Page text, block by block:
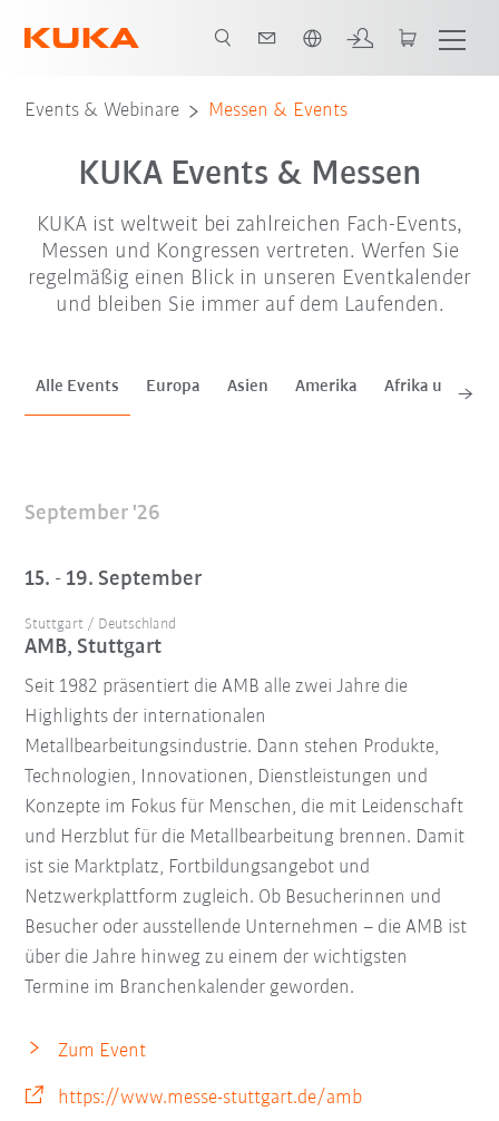
Sep. '26
Events & Webinare Messen & Events
KUKA Events & Messen
KUKA ist weltweit bei zahlreichen Fach-Events,
Messen und Kongressen vertreten. Werfen Sie
regelmäßig einen Blick in unseren Eventkalender
und bleiben Sie immer auf dem Laufenden.
Alle Events Europa Asien Amerika Afrika und
September '26
15. - 19. September
Stuttgart / Deutschland
AMB, Stuttgart
Seit 1982 präsentiert die AMB alle zwei Jahre die
Highlights der internationalen
Metallbearbeitungsindustrie. Dann stehen Produkte,
Technologien, Innovationen, Dienstleistungen und
Konzepte im Fokus für Menschen, die mit Leidenschaft
und Herzblut für die Metallbearbeitung brennen. Damit
ist sie Marktplatz, Fortbildungsangebot und
Netzwerkplattform zugleich. Ob Besucherinnen und
Besucher oder ausstellende Unternehmen – die AMB ist
über die Jahre hinweg zu einem der wichtigsten
Termine im Branchenkalender geworden.
Zum Event
https://www.messe-stuttgart.de/amb